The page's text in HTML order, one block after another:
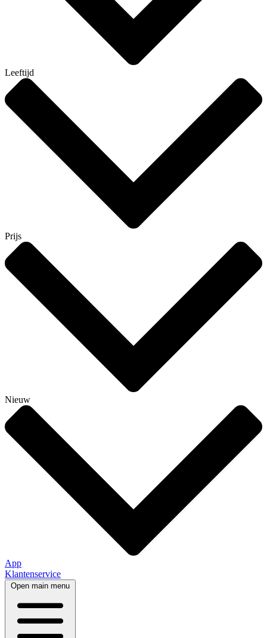
Leeftijd
Prijs
Nieuw
App
Klantenservice
Open main menu